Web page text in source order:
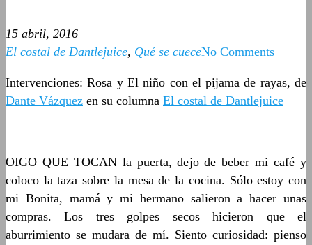
15 abril, 2016
El costal de Dantlejuice, Qué se cueceNo Comments
Intervenciones: Rosa y El niño con el pijama de rayas, de
Dante Vázquez en su columna El costal de Dantlejuice
OIGO QUE TOCAN la puerta, dejo de beber mi café y
coloco la taza sobre la mesa de la cocina. Sólo estoy con
mi Bonita, mamá y mi hermano salieron a hacer unas
compras. Los tres golpes secos hicieron que el
aburrimiento se mudara de mí. Siento curiosidad: pienso